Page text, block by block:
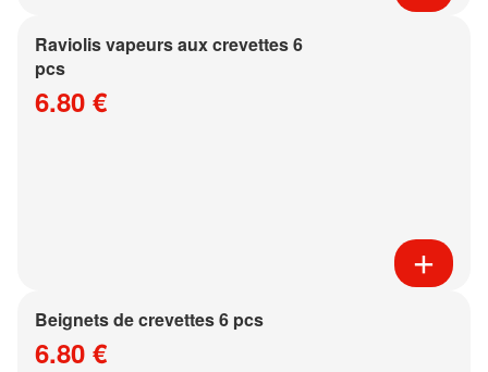
Raviolis vapeurs aux crevettes 6
pcs
6.80 €
Beignets de crevettes 6 pcs
6.80 €